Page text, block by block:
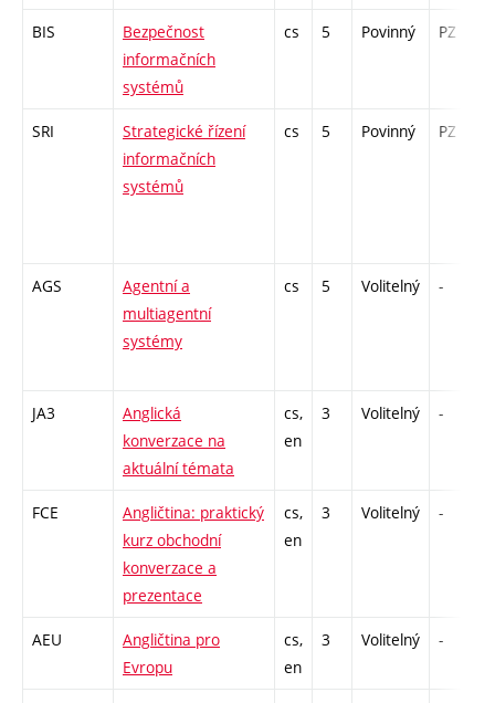
BIS
Bezpečnost
informačních
systémů
cs 5 Povinný PZ
SRI
Strategické řízení
informačních
systémů
cs 5 Povinný PZ
AGS
Agentní a
multiagentní
systémy
cs 5 Volitelný -
JA3
Anglická
konverzace na
aktuální témata
cs,
en
3 Volitelný -
FCE
Angličtina: praktický
kurz obchodní
konverzace a
prezentace
cs,
en
3 Volitelný -
AEU
Angličtina pro
Evropu
cs,
en
3 Volitelný -